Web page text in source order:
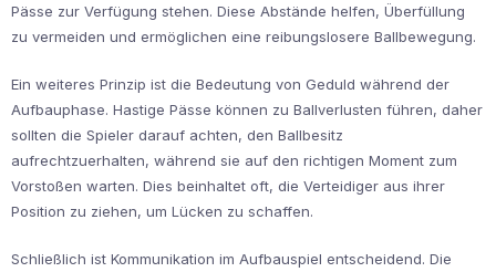
Pässe zur Verfügung stehen. Diese Abstände helfen, Überfüllung
zu vermeiden und ermöglichen eine reibungslosere Ballbewegung.
Ein weiteres Prinzip ist die Bedeutung von Geduld während der
Aufbauphase. Hastige Pässe können zu Ballverlusten führen, daher
sollten die Spieler darauf achten, den Ballbesitz
aufrechtzuerhalten, während sie auf den richtigen Moment zum
Vorstoßen warten. Dies beinhaltet oft, die Verteidiger aus ihrer
Position zu ziehen, um Lücken zu schaffen.
Schließlich ist Kommunikation im Aufbauspiel entscheidend. Die